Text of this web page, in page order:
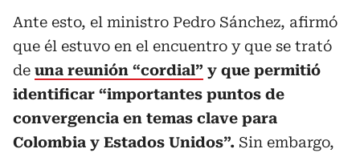
Ante esto, el ministro Pedro Sánchez, afirmó
que él estuvo en el encuentro y que se trató
de una reunión “cordial” y que permitió
identificar “importantes puntos de
convergencia en temas clave para
Colombia y Estados Unidos”. Sin embargo,